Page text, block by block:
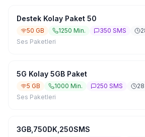
Destek Kolay Paket 50
50 GB 1250 Min. 350 SMS
Ses Paketleri
5G Kolay 5GB Paket
5 GB 1000 Min. 250 SMS
Ses Paketleri
3GB,750DK,250SMS